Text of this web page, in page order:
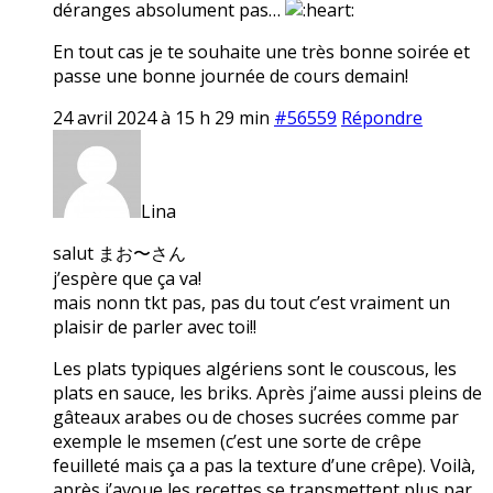
déranges absolument pas…
En tout cas je te souhaite une très bonne soirée et
passe une bonne journée de cours demain!
24 avril 2024 à 15 h 29 min #56559 Répondre
Lina
salut まお〜さん
j’espère que ça va!
mais nonn tkt pas, pas du tout c’est vraiment un
plaisir de parler avec toi!!
Les plats typiques algériens sont le couscous, les
plats en sauce, les briks. Après j’aime aussi pleins de
gâteaux arabes ou de choses sucrées comme par
exemple le msemen (c’est une sorte de crêpe
feuilleté mais ça a pas la texture d’une crêpe). Voilà,